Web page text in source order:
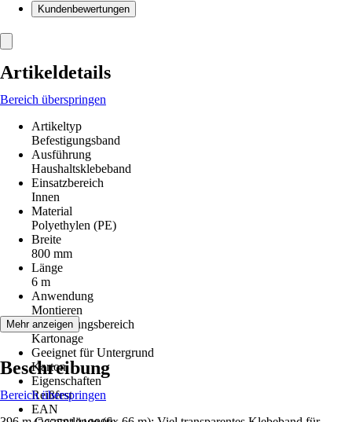
Kundenbewertungen
Artikeldetails
Bereich überspringen
Artikeltyp
Befestigungsband
Ausführung
Haushaltsklebeband
Einsatzbereich
Innen
Material
Polyethylen (PE)
Breite
800 mm
Länge
6 m
Anwendung
Montieren
Anwendungsbereich
Kartonage
Geeignet für Untergrund
Karton
Eigenschaften
Reißfest
EAN
Mehr anzeigen
Beschreibung
Bereich überspringen